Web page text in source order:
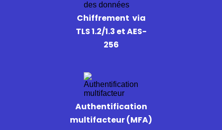
Chiffrement via
TLS 1.2/1.3 et AES-
256
Authentification
multifacteur (MFA)